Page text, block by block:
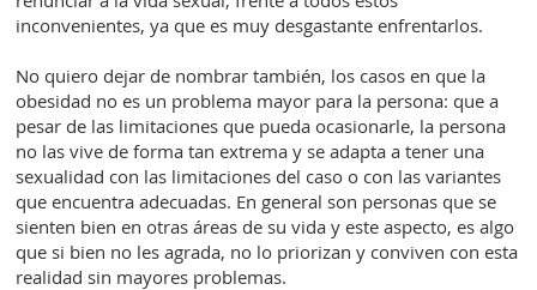
inconvenientes, ya que es muy desgastante enfrentarlos.
No quiero dejar de nombrar también, los casos en que la
obesidad no es un problema mayor para la persona: que a
pesar de las limitaciones que pueda ocasionarle, la persona
no las vive de forma tan extrema y se adapta a tener una
sexualidad con las limitaciones del caso o con las variantes
que encuentra adecuadas. En general son personas que se
sienten bien en otras áreas de su vida y este aspecto, es algo
que si bien no les agrada, no lo priorizan y conviven con esta
realidad sin mayores problemas.